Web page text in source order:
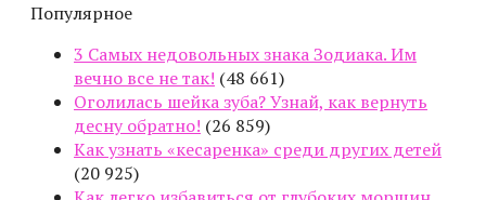
Популярное
3 Самых недовольных знака Зодиака. Им
вечно все не так! (48 661)
Оголилась шейка зуба? Узнай, как вернуть
десну обратно! (26 859)
Как узнать «кесаренка» среди других детей
(20 925)